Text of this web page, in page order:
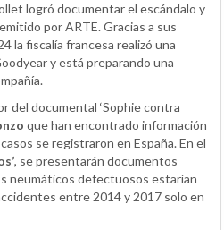
logró documentar el escándalo y
por ARTE. Gracias a sus
la fiscalía francesa realizó una
y está preparando una
del documental ‘Sophie contra
que han encontrado información
se registraron en España. En el
, se presentarán documentos
neumáticos defectuosos estarían
entre 2014 y 2017 solo en